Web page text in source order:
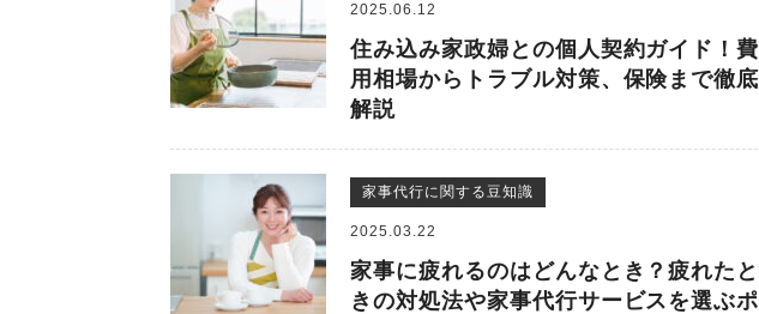
2025.06.12
住み込み家政婦との個人契約ガイド！費
用相場からトラブル対策、保険まで徹底
解説
家事代行に関する豆知識
2025.03.22
家事に疲れるのはどんなとき？疲れたと
きの対処法や家事代行サービスを選ぶポ